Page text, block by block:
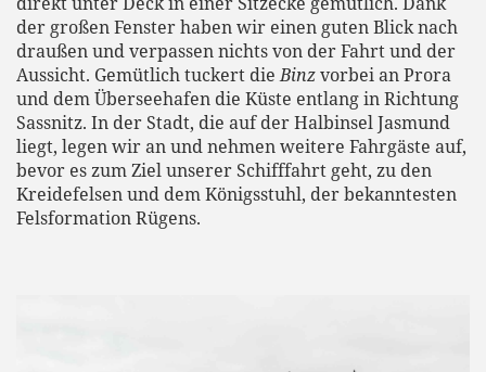
der großen Fenster haben wir einen guten Blick nach
draußen und verpassen nichts von der Fahrt und der
Aussicht. Gemütlich tuckert dieBinzvorbei an Prora
und dem Überseehafen die Küste entlang in Richtung
Sassnitz. In der Stadt, die auf der Halbinsel Jasmund
liegt, legen wir an und nehmen weitere Fahrgäste auf,
bevor es zum Ziel unserer Schifffahrt geht, zu den
Kreidefelsen und dem Königsstuhl, der bekanntesten
Felsformation Rügens.